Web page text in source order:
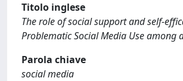
Titolo inglese
The role of social support and self-
Problematic Social Media Use among
Parola chiave
social media